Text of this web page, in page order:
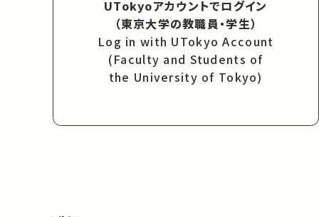
UTokyoアカウントでログイン
（東京大学の教職員・学生）
Log in with UTokyo Account
(Faculty and Students of
the University of Tokyo)